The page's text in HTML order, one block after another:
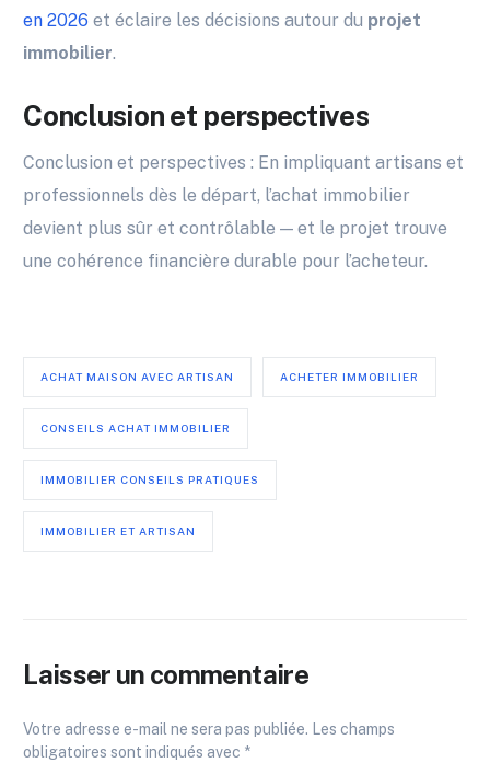
en 2026 et éclaire les décisions autour du projet
immobilier.
Conclusion et perspectives
Conclusion et perspectives : En impliquant artisans et
professionnels dès le départ, l’achat immobilier
devient plus sûr et contrôlable — et le projet trouve
une cohérence financière durable pour l’acheteur.
ACHAT MAISON AVEC ARTISAN ACHETER IMMOBILIER
CONSEILS ACHAT IMMOBILIER
IMMOBILIER CONSEILS PRATIQUES
IMMOBILIER ET ARTISAN
Laisser un commentaire
Votre adresse e-mail ne sera pas publiée. Les champs
obligatoires sont indiqués avec *